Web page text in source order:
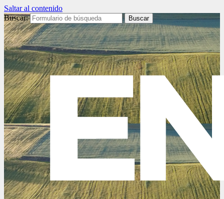
Saltar al contenido
Buscar: